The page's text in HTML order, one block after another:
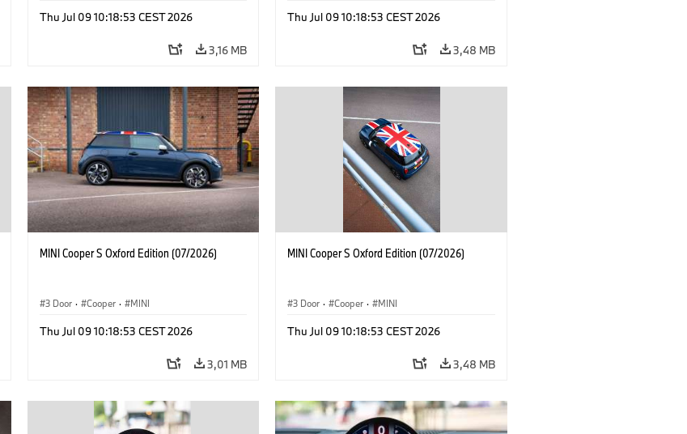
Thu Jul 09 10:18:53 CEST 2026
3,16 MB
Thu Jul 09 10:18:53 CEST 2026
3,48 MB
MINI Cooper S Oxford Edition (07/2026)
3 Door · Cooper · MINI
Thu Jul 09 10:18:53 CEST 2026
3,01 MB
MINI Cooper S Oxford Edition (07/2026)
3 Door · Cooper · MINI
Thu Jul 09 10:18:53 CEST 2026
3,48 MB